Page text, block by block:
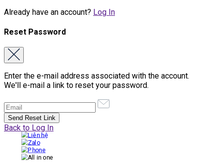
Already have an account? Log In
Reset Password
Enter the e-mail address associated with the account.
We'll e-mail a link to reset your password.
Back to Log In